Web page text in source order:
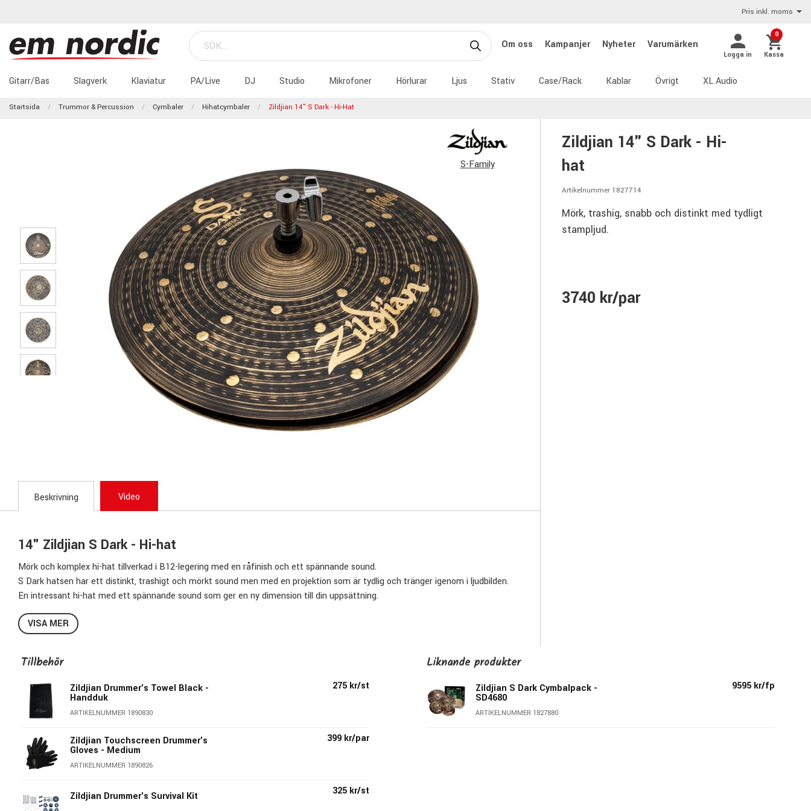
Pris inkl. moms
Om oss Kampanjer Nyheter Varumärken
Logga in
0
Kassa
Gitarr/Bas Slagverk Klaviatur PA/Live DJ Studio Mikrofoner Hörlurar Ljus Stativ Case/Rack Kablar Övrigt XL Audio
Startsida Trummor & Percussion Cymbaler Hihatcymbaler Zildjian 14" S Dark - Hi-Hat
S-Family
Zildjian 14" S Dark - Hi-
hat
Artikelnummer 1827714
Mörk, trashig, snabb och distinkt med tydligt
stampljud.
3740 kr/par
Beskrivning Video
14" Zildjian S Dark - Hi-hat
Mörk och komplex hi-hat tillverkad i B12-legering med en råfinish och ett spännande sound.
S Dark hatsen har ett distinkt, trashigt och mörkt sound men med en projektion som är tydlig och tränger igenom i ljudbilden.
En intressant hi-hat med ett spännande sound som ger en ny dimension till din uppsättning.
Hamring och finish är unik för varje cymbal och kan variera från exemplar till exemplar.
Specifikationer:
Storlek:14"
Legering:
B12 (88% koppar / 12% tenn)
Finish:
Raw
Zildjians Art.nr:SD14HPR
Snabba, trashiga och mörka
VISA MER
Tillbehör
Zildjian Drummer's Towel Black -
Handduk
ARTIKELNUMMER 1890830
275 kr/st
Zildjian Touchscreen Drummer's
Gloves - Medium
ARTIKELNUMMER 1890826
399 kr/par
Zildjian Drummer's Survival Kit 325 kr/st
Liknande produkter
Zildjian S Dark Cymbalpack -
SD4680
ARTIKELNUMMER 1827880
9595 kr/fp